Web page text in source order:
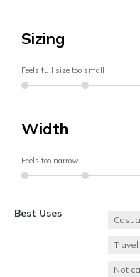
Sizing
Feels full size too small
Width
Feels too narrow
Best Uses
Travel
Not